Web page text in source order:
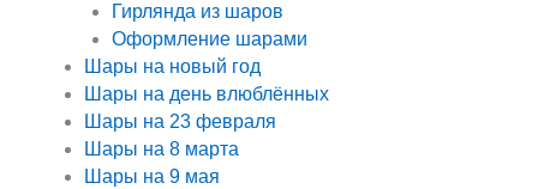
Гирлянда из шаров
Оформление шарами
Шары на новый год
Шары на день влюблённых
Шары на 23 февраля
Шары на 8 марта
Шары на 9 мая